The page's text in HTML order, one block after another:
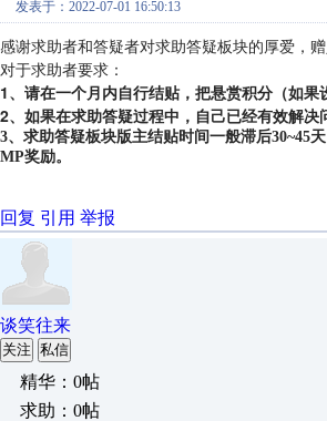
发表于：2022-07-01 16:50:13
感谢求助者和答疑者对求助答疑板块的厚爱，赠
对于求助者要求：
1、请在一个月内自行结贴，把悬赏积分（如
2、如果在求助答疑过程中，自己已经有效解
3、求助答疑板块版主结贴时间一般滞后30~45
MP奖励。
回复 引用 举报
谈笑往来
关注 私信
精华：0帖
求助：0帖